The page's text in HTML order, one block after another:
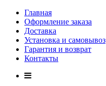
Главная
Оформление заказа
Доставка
Установка и самовывоз
Гарантия и возврат
Контакты